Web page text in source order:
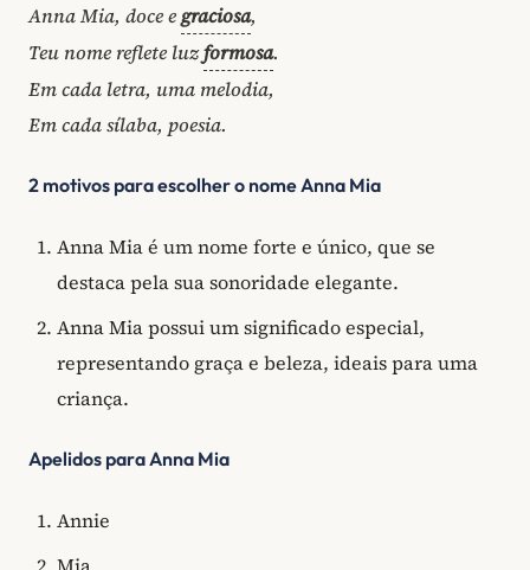
Anna Mia, doce egraciosa,
Teu nome reflete luzformosa.
Em cada letra, uma melodia,
Em cada sílaba, poesia.
2 motivos para escolher o nome Anna Mia
Anna Mia é um nome forte e único, que se
destaca pela sua sonoridade elegante.
Anna Mia possui um significado especial,
representando graça e beleza, ideais para uma
criança.
Apelidos para Anna Mia
Annie